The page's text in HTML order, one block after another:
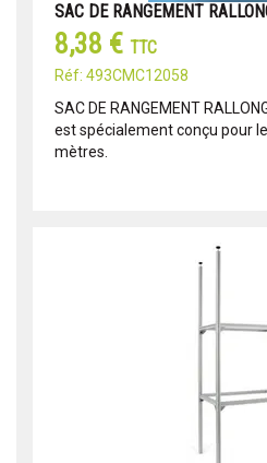
SAC DE RANGEMENT
8,38 € TTC
Réf: 493CMC12058
SAC DE RANGEMENT
est spécialement conçu pour
mètres.